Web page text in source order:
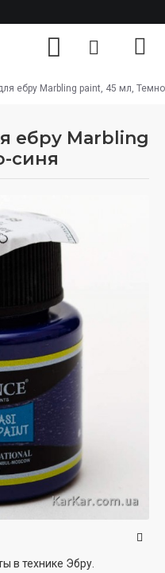
ебру Marbling paint, 45 мл,
ебру Marbling
синя
в технике Эбру.